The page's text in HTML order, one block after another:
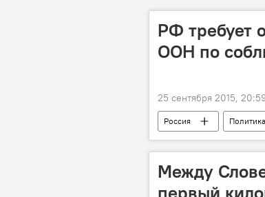
РФ требует
ООН по
25 сентября 2015,
Россия Политика
ООН
МИД РФ
Между